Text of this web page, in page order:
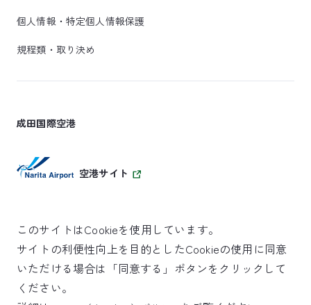
個人情報・特定個人情報保護
規程類・取り決め
成田国際空港
空港サイト
SKYTRAX
5スターエアポート
このサイトはCookieを使用しています。
サイトの利便性向上を目的としたCookieの使用に同意
いただける場合は「同意する」ボタンをクリックして
ください。